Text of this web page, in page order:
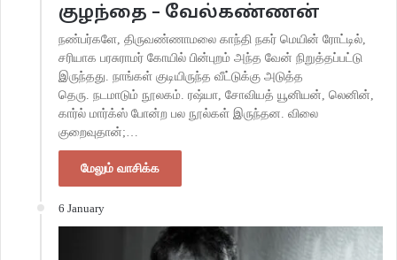
குழந்தை – வேல்கண்ணன்
நண்பர்களே, திருவண்ணாமலை காந்தி நகர் மெயின் ரோட்டில்,
சரியாக பரசுராமர் கோயில் பின்புறம் அந்த வேன் நிறுத்தப்பட்டு
இருந்தது. நாங்கள் குடியிருந்த வீட்டுக்கு அடுத்த
தெரு. நடமாடும் நூலகம். ரஷ்யா, சோவியத் யூனியன், லெனின்,
கார்ல் மார்க்ஸ் போன்ற பல நூல்கள் இருந்தன. விலை
குறைவுதான்;…
மேலும் வாசிக்க
6 January